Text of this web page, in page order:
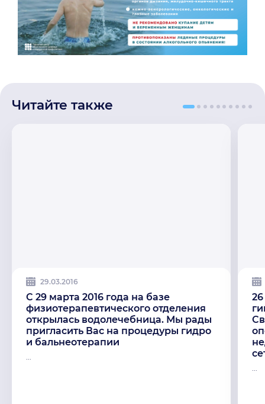
Читайте также
29.03.2016
C 29 марта 2016 года на базе
физиотерапевтического отделения
открылась водолечебница. Мы рады
пригласить Вас на процедуры гидро
и бальнеотерапии